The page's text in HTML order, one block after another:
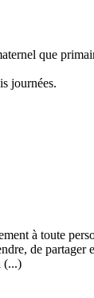
que
journées.
à toute
de
(...)